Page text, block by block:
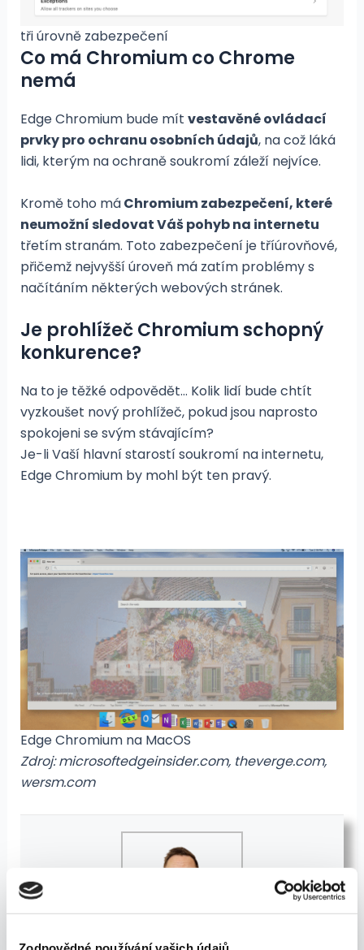
tři úrovně zabezpečení
Co má Chromium co Chrome
nemá
Edge Chromium bude mít vestavěné ovládací
prvky pro ochranu osobních údajů, na což láká
lidi, kterým na ochraně soukromí záleží nejvíce.
Kromě toho máChromium zabezpečení, které
neumožní sledovat Váš pohyb na internetu
třetím stranám. Toto zabezpečení je tříúrovňové,
přičemž nejvyšší úroveň má zatím problémy s
načítáním některých webových stránek.
Je prohlížeč Chromium schopný
konkurence?
Na to je těžké odpovědět… Kolik lidí bude chtít
vyzkoušet nový prohlížeč, pokud jsou naprosto
spokojeni se svým stávajícím?
Je-li Vaší hlavní starostí soukromí na internetu,
Edge Chromium by mohl být ten pravý.
Edge Chromium na MacOS
Zdroj: microsoftedgeinsider.com, theverge.com,
wersm.com